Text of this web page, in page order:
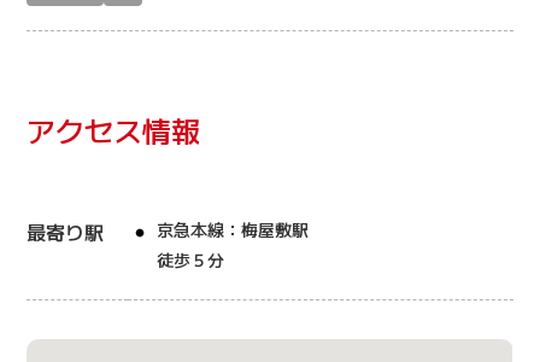
アクセス情報
最寄り駅
京急本線：梅屋敷駅
徒歩５分